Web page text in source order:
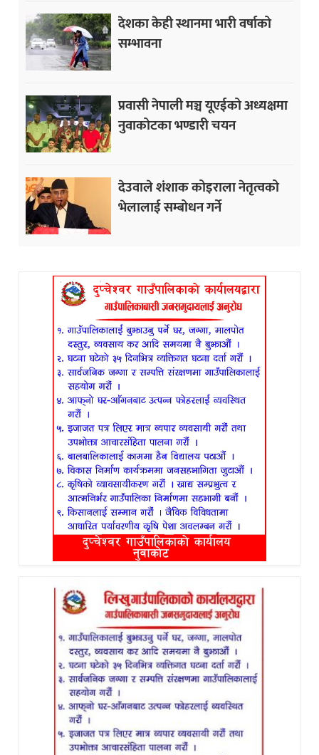
देशका केही स्थानमा भारी वर्षाको
सम्भावना
प्रवासी नेपाली मञ्च यूएईको अध्यक्षमा
नुवाकोटका भण्डारी चयन
देउवाले शंशाक कोइराला नेतृत्वको
भेलालाई सम्बोधन गर्ने